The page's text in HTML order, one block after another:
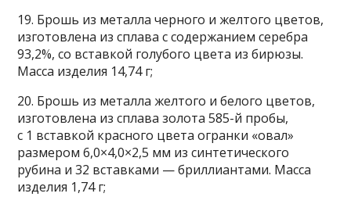
19. Брошь из металла черного и желтого цветов,
изготовлена из сплава с содержанием серебра
93,2%, со вставкой голубого цвета из бирюзы.
Масса изделия 14,74 г;
20. Брошь из металла желтого и белого цветов,
изготовлена из сплава золота 585-й пробы,
с 1 вставкой красного цвета огранки «овал»
размером 6,0×4,0×2,5 мм из синтетического
рубина и 32 вставками — бриллиантами. Масса
изделия 1,74 г;